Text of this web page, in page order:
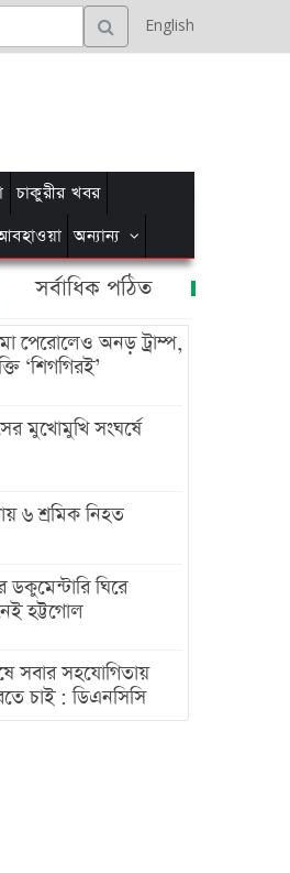
English
চাকুরীর খবর
অন্যান্য
সর্বাধিক পঠিত
পেরোলেও অনড় ট্রাম্প,
‘শিগগিরই’
মুখোমুখি সংঘর্ষে
৬ শ্রমিক নিহত
ঘিরে
হট্টগোল
সবার সহযোগিতায়
চাই : ডিএনসিসি